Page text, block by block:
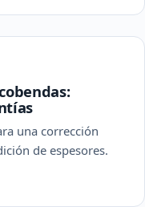
una corrección
de espesores.